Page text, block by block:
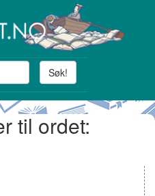
Søk!
til ordet: